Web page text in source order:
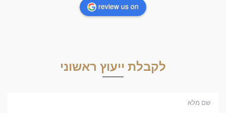
review us on
לקבלת ייעוץ ראשוני